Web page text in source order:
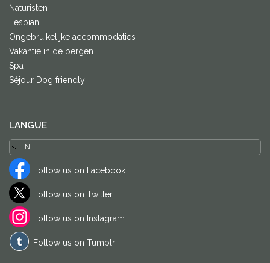
Naturisten
Lesbian
Ongebruikelijke accommodaties
Vakantie in de bergen
Spa
Séjour Dog friendly
LANGUE
Follow us on Facebook
Follow us on Twitter
Follow us on Instagram
Follow us on Tumblr